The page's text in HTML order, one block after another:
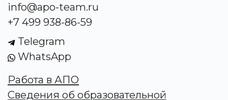
info@apo-team.ru
+7 499 938-86-59
Telegram
WhatsApp
Работа в АПО
Сведения об образовательной